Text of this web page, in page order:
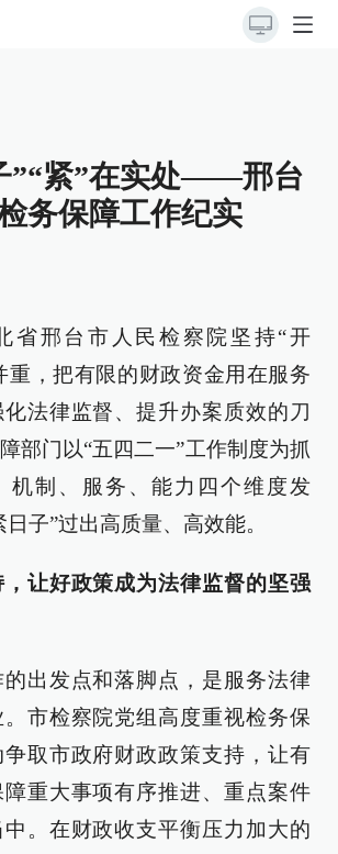
”“紧”在实处——邢台
务保障工作纪实
省邢台市人民检察院坚持“开
重，把有限的财政资金用在服务
法律监督、提升办案质效的刀
部门以“五四二一”工作制度为抓
机制、服务、能力四个维度发
子”过出高质量、高效能。
让好政策成为法律监督的坚强
出发点和落脚点，是服务法律
市检察院党组高度重视检务保
取市政府财政政策支持，让有
重大事项有序推进、重点案件
。在财政收支平衡压力加大的